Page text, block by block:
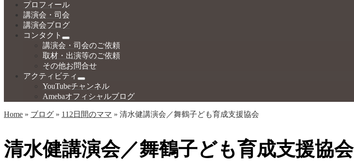
プロフィール
講演会・司会
講演会ブログ
コンタクト
講演会・司会のご依頼
取材・出演等のご依頼
その他お問合せ
アクティビティ
YouTubeチャンネル
Amebaオフィシャルブログ
Home » ブログ » 112日間のママ » 清水健講演会／舞鶴子ども育成支援協会
清水健講演会／舞鶴子ども育成支援協会